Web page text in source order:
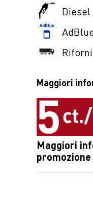
Diesel
Maggiori
Maggiori
promozione